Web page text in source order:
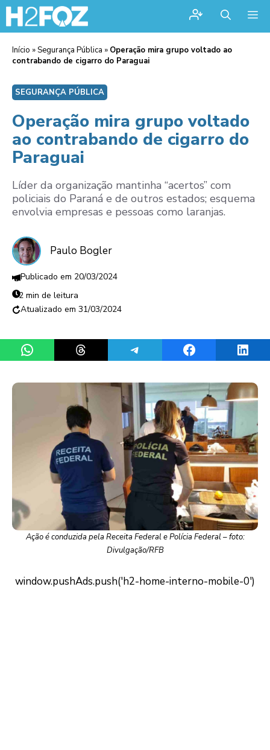
Início »Segurança Pública » Operação mira grupo voltado ao
contrabando de cigarro do Paraguai
SEGURANÇA PÚBLICA
Operação mira grupo voltado
ao contrabando de cigarro do
Paraguai
Líder da organização mantinha “acertos” com
policiais do Paraná e de outros estados; esquema
envolvia empresas e pessoas como laranjas.
Paulo Bogler
20/03/2024
2 min de leitura
31/03/2024
Share on WhatsAppShare on ThreadsShare on TelegramShare on Facebook
Ação é conduzida pela Receita Federal e Polícia Federal – foto:
Divulgação/RFB